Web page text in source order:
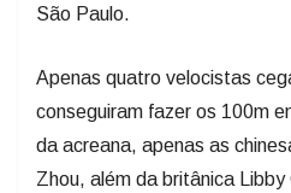
São Paulo.
Apenas quatro velocistas
conseguiram fazer os 100m
da acreana, apenas as
Zhou, além da britânica Libby